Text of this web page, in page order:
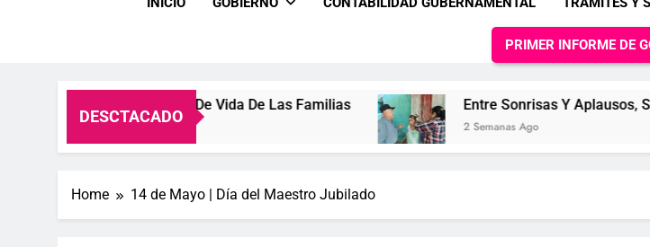
PRIMER INFORME DE
DESCTACADO
La Calidad De Vida De Las Familias Entre Sonrisas Y Aplausos, San Isidro
2 Semanas Ago
Home 14 de Mayo | Día del Maestro Jubilado